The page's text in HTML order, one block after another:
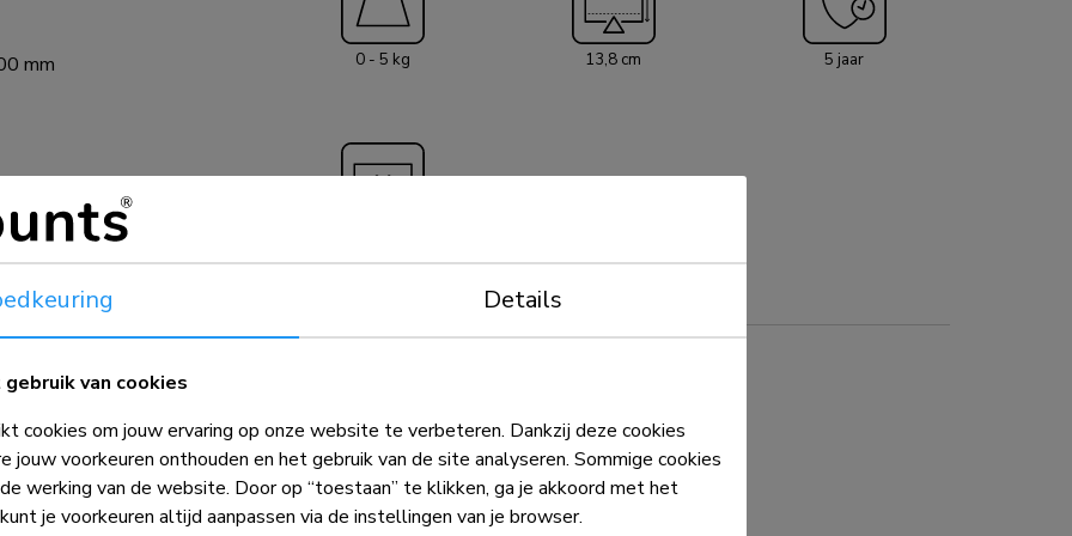
door de verminderde inname van stof en vuil. De NM-
TC100BLACK kan eenvoudig in breedte en diepte worden
mm
met het gewicht en de
0 - 5 kg 13,8 cm 5 jaar
Details
van cookies
cookies om jouw ervaring op onze website te verbeteren. Dankzij deze cookies
jouw voorkeuren onthouden en het gebruik van de site analyseren. Sommige cookies
werking van de website. Door op “toestaan” te klikken, ga je akkoord met het
je voorkeuren altijd aanpassen via de instellingen van je browser.